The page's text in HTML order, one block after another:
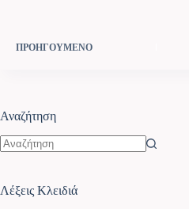
ΠΡΟΗΓΟΥΜΕΝΟ
Αναζήτηση
Λέξεις Κλειδιά